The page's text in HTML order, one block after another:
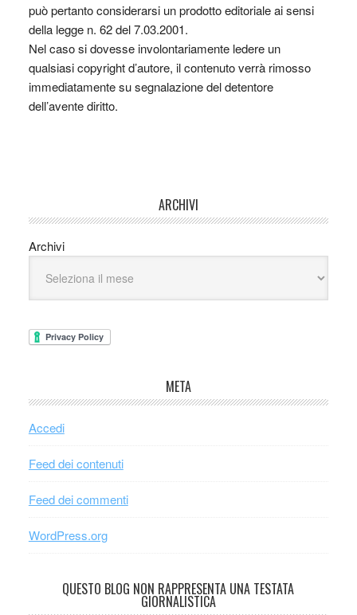
può pertanto considerarsi un prodotto editoriale ai sensi
della legge n. 62 del 7.03.2001.
Nel caso si dovesse involontariamente ledere un
qualsiasi copyright d’autore, il contenuto verrà rimosso
immediatamente su segnalazione del detentore
dell’avente diritto.
ARCHIVI
Archivi
META
Accedi
Feed dei contenuti
Feed dei commenti
WordPress.org
QUESTO BLOG NON RAPPRESENTA UNA TESTATA
GIORNALISTICA